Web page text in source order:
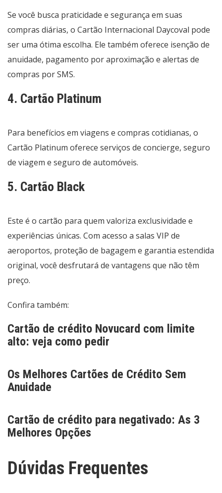
Se você busca praticidade e segurança em suas
compras diárias, o Cartão Internacional Daycoval pode
ser uma ótima escolha. Ele também oferece isenção de
anuidade, pagamento por aproximação e alertas de
compras por SMS.
4. Cartão Platinum
Para benefícios em viagens e compras cotidianas, o
Cartão Platinum oferece serviços de concierge, seguro
de viagem e seguro de automóveis.
5. Cartão Black
Este é o cartão para quem valoriza exclusividade e
experiências únicas. Com acesso a salas VIP de
aeroportos, proteção de bagagem e garantia estendida
original, você desfrutará de vantagens que não têm
preço.
Confira também:
Cartão de crédito Novucard com limite
alto: veja como pedir
Os Melhores Cartões de Crédito Sem
Anuidade
Cartão de crédito para negativado: As 3
Melhores Opções
Dúvidas Frequentes